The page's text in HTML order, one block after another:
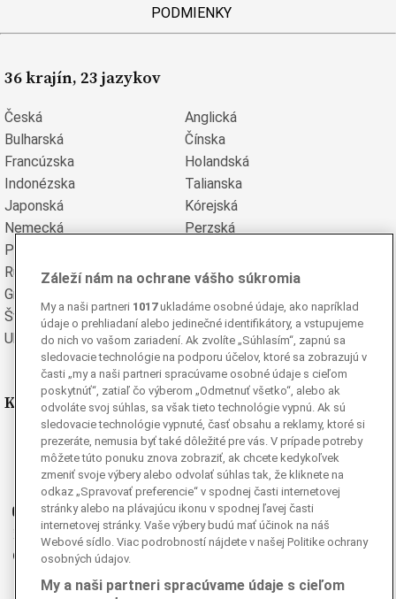
PODMIENKY
36 krajín, 23 jazykov
Česká
Anglická
Bulharská
Čínska
Francúzska
Holandská
Indonézska
Talianska
Japonská
Kórejská
Nemecká
Perzská
Poľská
Rumunská
Ruská
Grécka
Švédska
Turecká
Ukrajinská
Vietnamská
Kde nás nájdete
Facebook
Instagram
Ganjing
Youtube
Twitter
Telegram
RSS
Záleží nám na ochrane vášho súkromia
My a naši partneri 1017ukladáme osobné údaje, ako napríklad
údaje o prehliadaní alebo jedinečné identifikátory, a vstupujeme
do nich vo vašom zariadení. Ak zvolíte „Súhlasím“, zapnú sa
sledovacie technológie na podporu účelov, ktoré sa zobrazujú v
časti „my a naši partneri spracúvame osobné údaje s cieľom
poskytnúť“, zatiaľ čo výberom „Odmetnuť všetko“, alebo ak
odvoláte svoj súhlas, sa však tieto technológie vypnú. Ak sú
sledovacie technológie vypnuté, časť obsahu a reklamy, ktoré si
prezeráte, nemusia byť také dôležité pre vás. V prípade potreby
môžete túto ponuku znova zobraziť, ak chcete kedykoľvek
zmeniť svoje výbery alebo odvolať súhlas tak, že kliknete na
odkaz „Spravovať preferencie“ v spodnej časti internetovej
stránky alebo na plávajúcu ikonu v spodnej ľavej časti
internetovej stránky. Vaše výbery budú mať účinok na náš
Webové sídlo. Viac podrobností nájdete v našej Politike ochrany
osobných údajov.
My a naši partneri spracúvame údaje s cieľom